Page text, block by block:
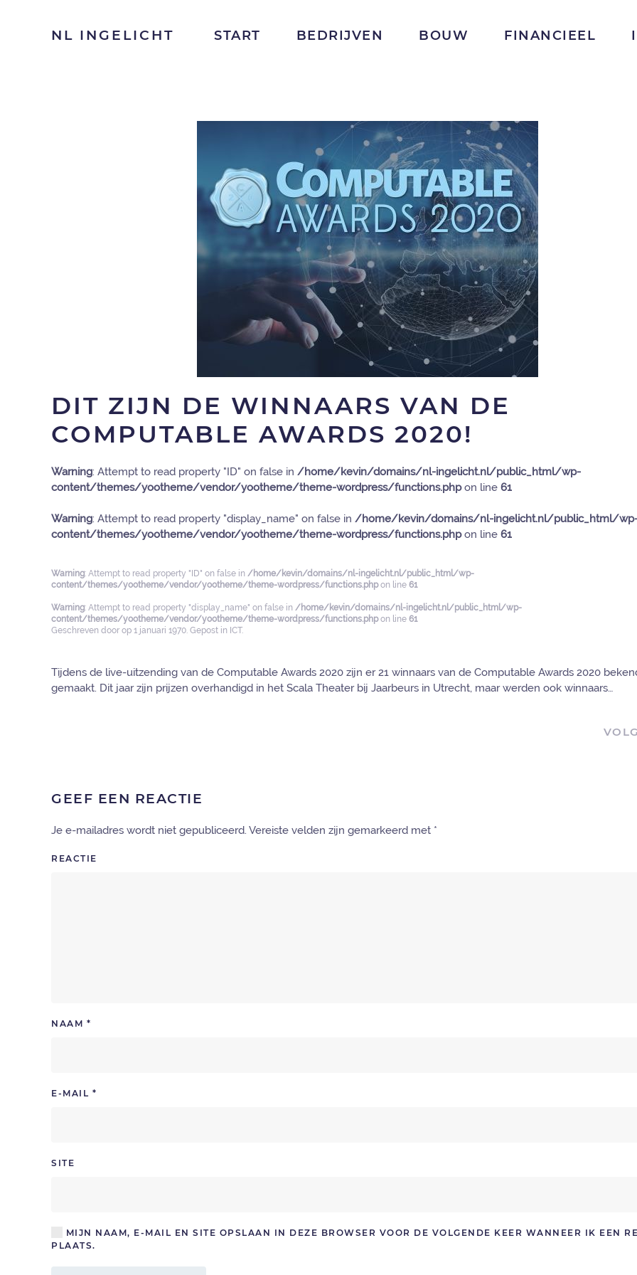
NL INGELICHT START BEDRIJVEN BOUW FINANCIEEL
DIT ZIJN DE WINNAARS VAN DE
COMPUTABLE AWARDS 2020!
Warning: Attempt to read property "ID" on false in /home/kevin/domains/nl-ingelicht.nl/public_html/wp-
content/themes/yootheme/vendor/yootheme/theme-wordpress/functions.phpon line 61
Warning: Attempt to read property "display_name" on false in /home/kevin/domains/nl-ingelicht.nl/public_html/
content/themes/yootheme/vendor/yootheme/theme-wordpress/functions.phpon line 61
Warning: Attempt to read property "ID" on false in /home/kevin/domains/nl-ingelicht.nl/public_html/wp-
content/themes/yootheme/vendor/yootheme/theme-wordpress/functions.phpon line 61
Warning: Attempt to read property "display_name" on false in /home/kevin/domains/nl-ingelicht.nl/public_html/wp-
content/themes/yootheme/vendor/yootheme/theme-wordpress/functions.phpon line 61
Geschreven door op 1 januari 1970. Gepost in ICT.
Tijdens de live-uitzending van de Computable Awards 2020 zijn er 21 winnaars van de Computable Awards 2020
gemaakt. Dit jaar zijn prijzen overhandigd in het Scala Theater bij Jaarbeurs in Utrecht, maar werden ook winnaars…
GEEF EEN REACTIE
Je e-mailadres wordt niet gepubliceerd. Vereiste velden zijn gemarkeerd met *
REACTIE
NAAM *
E-MAIL *
SITE
MIJN NAAM, E-MAIL EN SITE OPSLAAN IN DEZE BROWSER VOOR DE VOLGENDE KEER WANNEER IK EEN
PLAATS.